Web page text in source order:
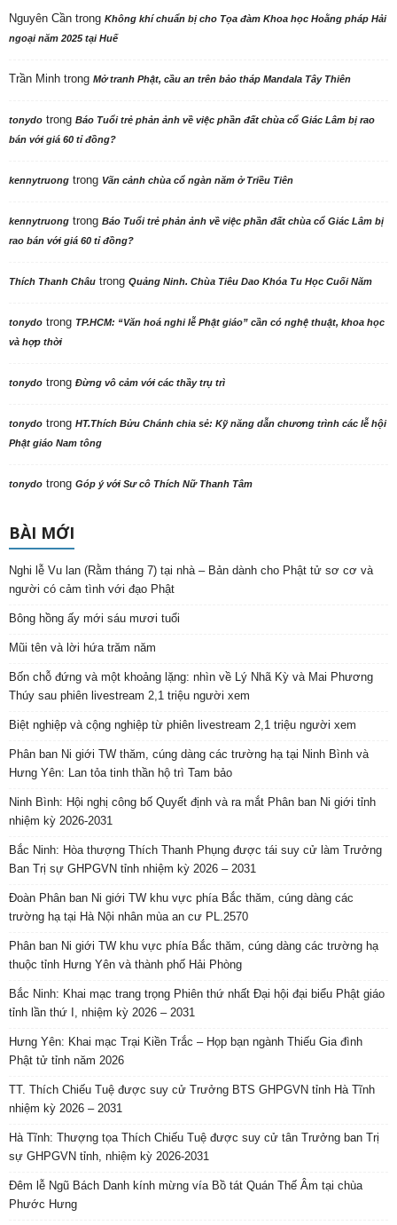
Nguyên Cần trong Không khí chuẩn bị cho Tọa đàm Khoa học Hoằng pháp Hải
ngoại năm 2025 tại Huế
Trần Minh trong Mở tranh Phật, cầu an trên bảo tháp Mandala Tây Thiên
tonydo trong Báo Tuổi trẻ phản ảnh về việc phần đất chùa cổ Giác Lâm bị rao
bán với giá 60 tỉ đồng?
kennytruong trong Vãn cảnh chùa cổ ngàn năm ở Triều Tiên
kennytruong trong Báo Tuổi trẻ phản ảnh về việc phần đất chùa cổ Giác Lâm bị
rao bán với giá 60 tỉ đồng?
Thích Thanh Châu trong Quảng Ninh. Chùa Tiêu Dao Khóa Tu Học Cuối Năm
tonydo trong TP.HCM: “Văn hoá nghi lễ Phật giáo” cần có nghệ thuật, khoa học
và hợp thời
tonydo trong Đừng vô cảm với các thầy trụ trì
tonydo trong HT.Thích Bửu Chánh chia sẻ: Kỹ năng dẫn chương trình các lễ hội
Phật giáo Nam tông
tonydo trong Góp ý với Sư cô Thích Nữ Thanh Tâm
BÀI MỚI
Nghi lễ Vu lan (Rằm tháng 7) tại nhà – Bản dành cho Phật tử sơ cơ và
người có cảm tình với đạo Phật
Bông hồng ấy mới sáu mươi tuổi
Mũi tên và lời hứa trăm năm
Bốn chỗ đứng và một khoảng lặng: nhìn về Lý Nhã Kỳ và Mai Phương
Thúy sau phiên livestream 2,1 triệu người xem
Biệt nghiệp và cộng nghiệp từ phiên livestream 2,1 triệu người xem
Phân ban Ni giới TW thăm, cúng dàng các trường hạ tại Ninh Bình và
Hưng Yên: Lan tỏa tinh thần hộ trì Tam bảo
Ninh Bình: Hội nghị công bố Quyết định và ra mắt Phân ban Ni giới tỉnh
nhiệm kỳ 2026-2031
Bắc Ninh: Hòa thượng Thích Thanh Phụng được tái suy cử làm Trưởng
Ban Trị sự GHPGVN tỉnh nhiệm kỳ 2026 – 2031
Đoàn Phân ban Ni giới TW khu vực phía Bắc thăm, cúng dàng các
trường hạ tại Hà Nội nhân mùa an cư PL.2570
Phân ban Ni giới TW khu vực phía Bắc thăm, cúng dàng các trường hạ
thuộc tỉnh Hưng Yên và thành phố Hải Phòng
Bắc Ninh: Khai mạc trang trọng Phiên thứ nhất Đại hội đại biểu Phật giáo
tỉnh lần thứ I, nhiệm kỳ 2026 – 2031
Hưng Yên: Khai mạc Trại Kiền Trắc – Họp bạn ngành Thiếu Gia đình
Phật tử tỉnh năm 2026
TT. Thích Chiếu Tuệ được suy cử Trưởng BTS GHPGVN tỉnh Hà Tĩnh
nhiệm kỳ 2026 – 2031
Hà Tĩnh: Thượng tọa Thích Chiếu Tuệ được suy cử tân Trưởng ban Trị
sự GHPGVN tỉnh, nhiệm kỳ 2026-2031
Đêm lễ Ngũ Bách Danh kính mừng vía Bồ tát Quán Thế Âm tại chùa
Phước Hưng